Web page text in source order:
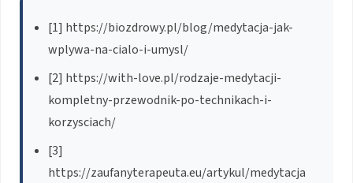
[1] https://biozdrowy.pl/blog/medytacja-jak-
wplywa-na-cialo-i-umysl/
[2] https://with-love.pl/rodzaje-medytacji-
kompletny-przewodnik-po-technikach-i-
korzysciach/
[3]
https://zaufanyterapeuta.eu/artykul/medytacja